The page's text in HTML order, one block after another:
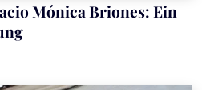
Mónica Briones: Ein